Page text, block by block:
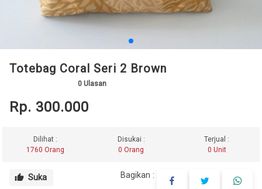
Totebag Coral Seri 2 Brown
0 Ulasan
Rp. 300.000
Dilihat :
1760 Orang
Disukai :
0 Orang
Terjual :
0 Unit
thumb_up Suka Bagikan :